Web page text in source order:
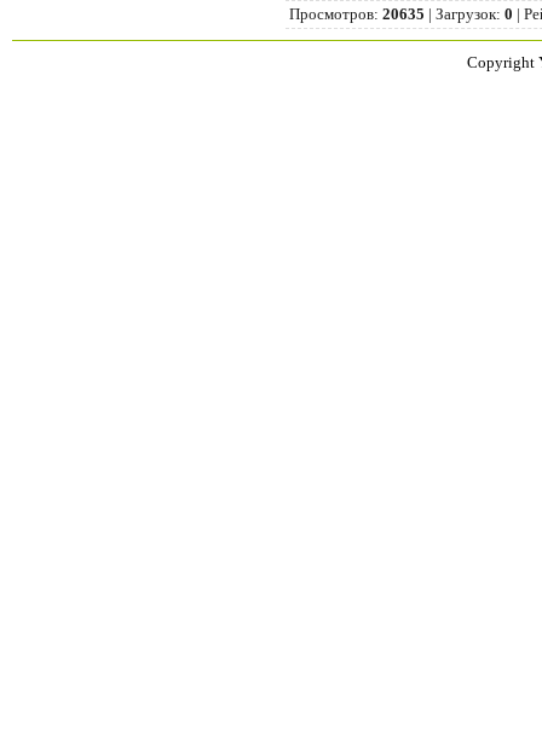
Просмотров: 20635 | Загрузок: 0 |
Copyright